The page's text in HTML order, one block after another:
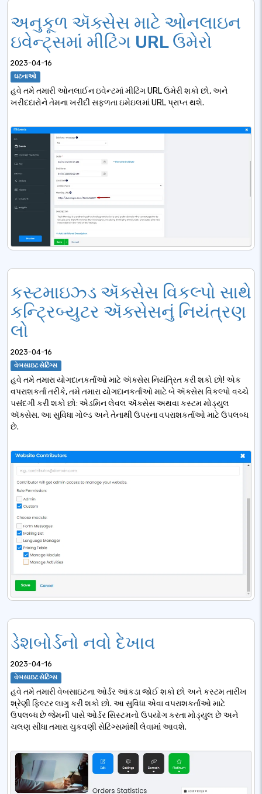
અનુકૂળ ઍક્સેસ માટે ઓનલાઇન
ઇવેન્ટ્સમાં મીટિંગ URL ઉમેરો
2023-04-16
ઘટનાઓ
હવે તમે તમારી ઓનલાઈન ઇવેન્ટમાં મીટિંગ URL ઉમેરી શકો છો, અને
ખરીદદારોને તેમના ખરીદી સફળતા ઇમેઇલમાં URL પ્રાપ્ત થશે.
કસ્ટમાઇઝ્ડ ઍક્સેસ વિકલ્પો સાથે
કન્ટ્રિબ્યુટર ઍક્સેસનું નિયંત્રણ
લો
2023-04-16
વેબસાઇટ સેટિંગ્સ
હવે તમે તમારા યોગદાનકર્તાઓ માટે ઍક્સેસ નિયંત્રિત કરી શકો છો! એક
વપરાશકર્તા તરીકે, તમે તમારા યોગદાનકર્તાઓ માટે બે ઍક્સેસ વિકલ્પો વચ્ચે
પસંદગી કરી શકો છો: એડમિન લેવલ ઍક્સેસ અથવા કસ્ટમ મોડ્યુલ
ઍક્સેસ. આ સુવિધા ગોલ્ડ અને તેનાથી ઉપરના વપરાશકર્તાઓ માટે ઉપલબ્ધ
છે.
ડેશબોર્ડનો નવો દેખાવ
2023-04-16
વેબસાઇટ સેટિંગ્સ
હવે તમે તમારી વેબસાઇટના ઓર્ડર આંકડા જોઈ શકો છો અને કસ્ટમ તારીખ
શ્રેણી ફિલ્ટર લાગુ કરી શકો છો. આ સુવિધા એવા વપરાશકર્તાઓ માટે
ઉપલબ્ધ છે જેમની પાસે ઓર્ડર સિસ્ટમનો ઉપયોગ કરતા મોડ્યુલ છે અને
ચલણ સીધા તમારા ચુકવણી સેટિંગ્સમાંથી લેવામાં આવશે.